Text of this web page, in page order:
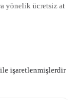
yönelik ücretsiz at
ile işaretlenmişlerdir